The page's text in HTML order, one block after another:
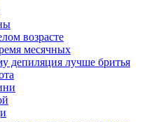
возрасте
месячных
депиляция лучше бритья